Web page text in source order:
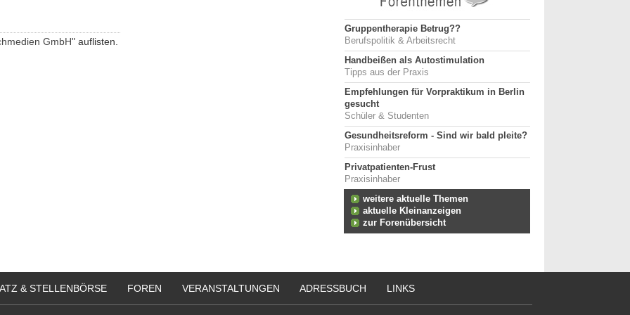
GmbH" auflisten.
Gruppentherapie Betrug??
Berufspolitik & Arbeitsrecht
Handbeißen als Autostimulation
Tipps aus der Praxis
Empfehlungen für Vorpraktikum in Berlin
gesucht
Schüler & Studenten
Gesundheitsreform - Sind wir bald pleite?
Praxisinhaber
Privatpatienten-Frust
Praxisinhaber
weitere aktuelle Themen
aktuelle Kleinanzeigen
zur Forenübersicht
& STELLENBÖRSE FOREN VERANSTALTUNGEN ADRESSBUCH LINKS